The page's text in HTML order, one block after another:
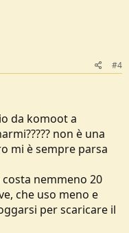
#4
da komoot a
non è una
mi è sempre parsa
nemmeno 20
che uso meno e
per scaricare il